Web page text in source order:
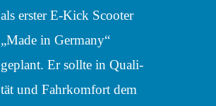
als erster E‑Kick Scoo­ter
„Made in Germany“
geplant. Er sollte in Quali­
tät und Fahr­kom­fort dem